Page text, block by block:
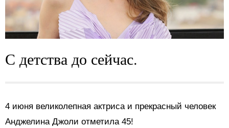
С детства до сейчас.
4 июня великолепная актриса и прекрасный человек
Анджелина Джоли отметила 45!